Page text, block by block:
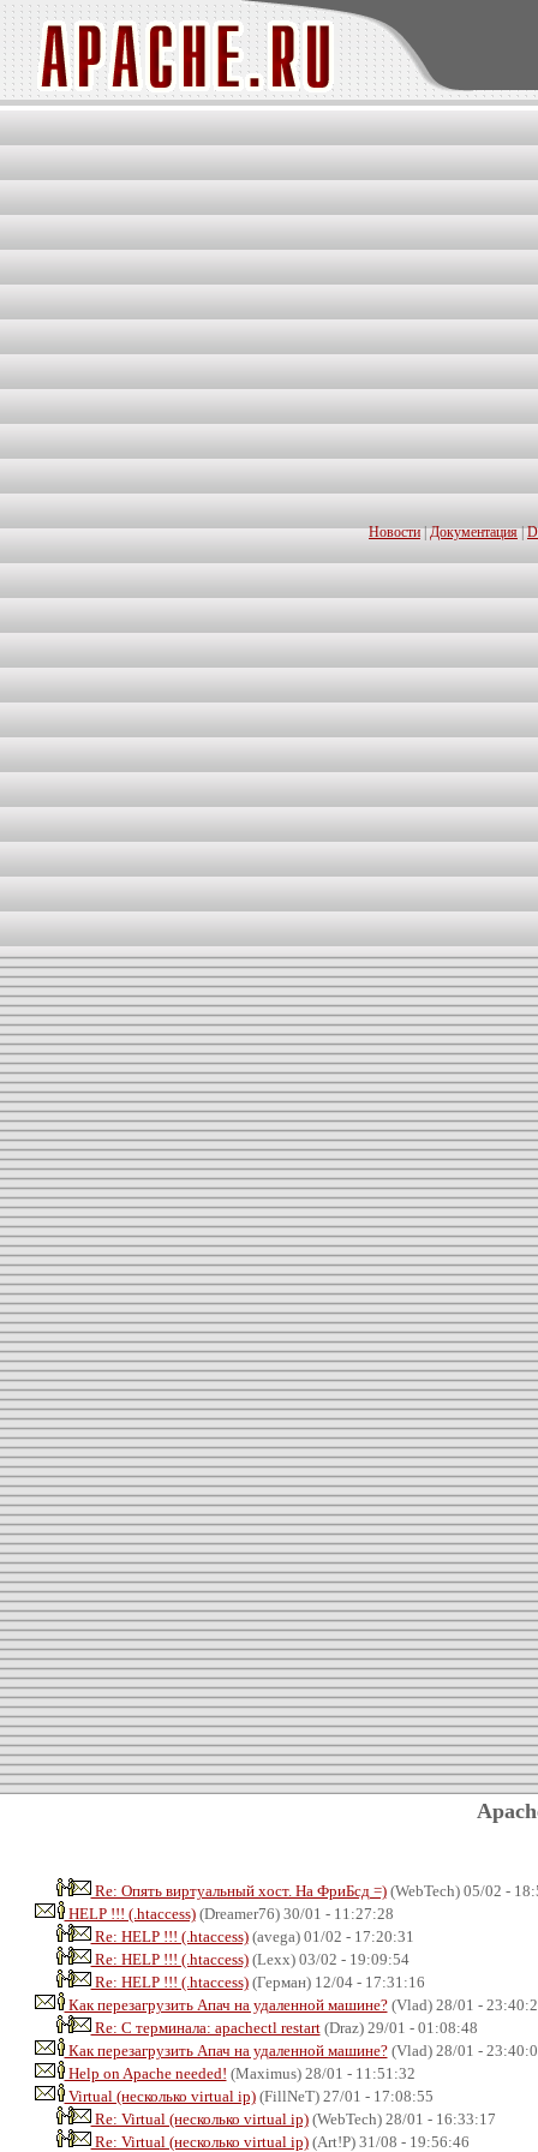
Новости|Документация|
Re: Опять виртуальный хост. На ФриБсд =)(WebTech) 05/02 -
HELP !!! (.htaccess)(Dreamer76) 30/01 - 11:27:28
Re: HELP !!! (.htaccess)(avega) 01/02 - 17:20:31
Re: HELP !!! (.htaccess)(Lexx) 03/02 - 19:09:54
Re: HELP !!! (.htaccess)(Герман) 12/04 - 17:31:16
Как перезагрузить Апач на удаленной машине?(Vlad) 28/01 -
Re: С терминала: apachectl restart(Draz) 29/01 - 01:08:48
Как перезагрузить Апач на удаленной машине?(Vlad) 28/01 -
Help on Apache needed! (Maximus) 28/01 - 11:51:32
Virtual (несколько virtual ip)(FillNeT) 27/01 - 17:08:55
Re: Virtual (несколько virtual ip)(WebTech) 28/01 - 16:33:17
Re: Virtual (несколько virtual ip)(Art!P) 31/08 - 19:56:46